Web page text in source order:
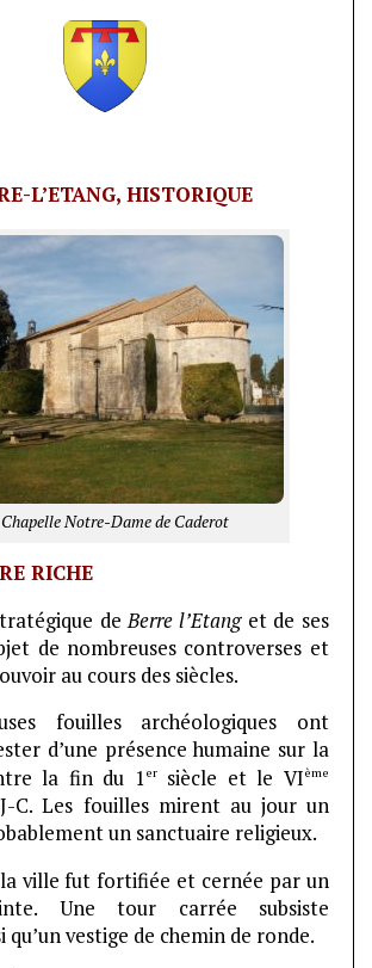
L’ETANG, HISTORIQUE
Notre-Dame de Caderot
RICHE
deBerre l’Etanget de ses
de nombreuses controverses et
au cours des siècles.
fouilles archéologiques ont
d’une présence humaine sur la
la fin du 1ersiècle et le VIème
C. Les fouilles mirent au jour un
un sanctuaire religieux.
la ville fut fortifiée et cernée par un
Une tour carrée subsiste
qu’un vestige de chemin de ronde.